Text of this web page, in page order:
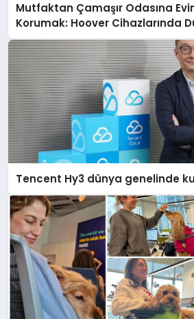
Mutfaktan Çamaşır Odasına
Korumak: Hoover Cihazlarında
Destek Deneyimi
Tencent Hy3 dünya genelinde